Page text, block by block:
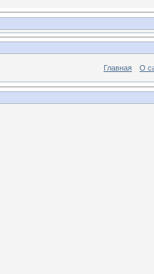
Главная О